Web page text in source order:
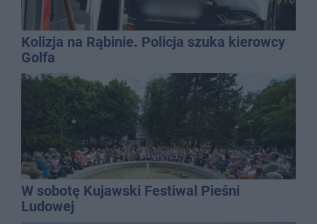
Kolizja na Rąbinie. Policja szuka kierowcy
Golfa
W sobotę Kujawski Festiwal Pieśni
Ludowej